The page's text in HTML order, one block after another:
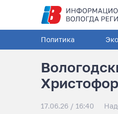
Политика
17.06.26 / 16:40